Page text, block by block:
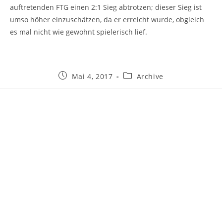
auftretenden FTG einen 2:1 Sieg abtrotzen; dieser Sieg ist
umso höher einzuschätzen, da er erreicht wurde, obgleich
es mal nicht wie gewohnt spielerisch lief.
BeitragMai 4, 2017
Beitrags-
Archive